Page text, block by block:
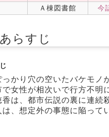
Ａ棟図書館 今
らすじ
っかり穴の空いたバケモ
で女性が相次いで行方不明
香は、都市伝説の裏に連
は、想定外の事態に陥って